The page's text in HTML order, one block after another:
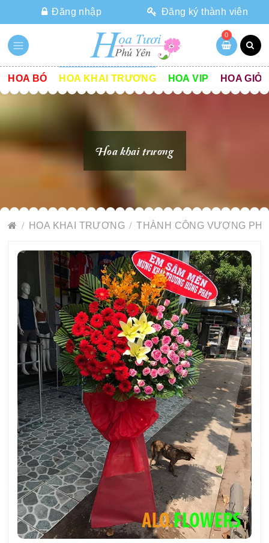
Đăng nhập Đăng ký thành viên
0
HOA BÓ HOA KHAI TRƯƠNG HOA VIP HOA GIỎ
Hoa khai trương
HOA KHAI TRƯƠNG THÀNH CÔNG VƯỢNG